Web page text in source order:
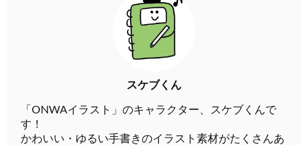
スケブくん
「ONWAイラスト」のキャラクター、スケブくんで
す！
かわいい・ゆるい手書きのイラスト素材がたくさんあ